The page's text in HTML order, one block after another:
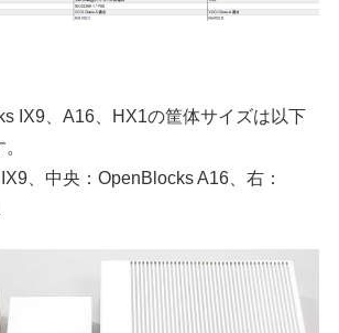
IX9、A16、HX1の筐体サイズは以下
、中央：OpenBlocks A16、右：